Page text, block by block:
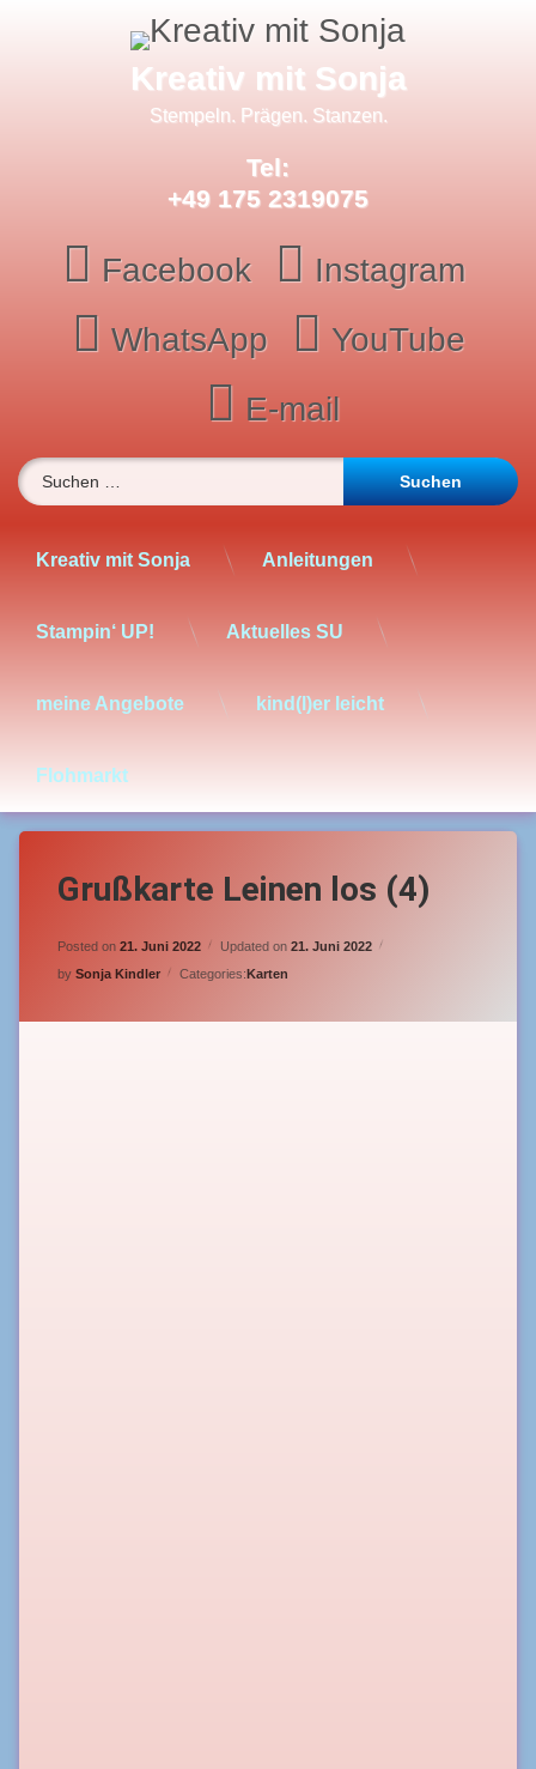
Kreativ mit Sonja
Stempeln. Prägen. Stanzen.
Tel:
+49 175 2319075
Facebook
Instagram
WhatsApp
YouTube
E-mail
Suchen nach:
Kreativ mit Sonja Anleitungen
Stampin‘ UP! Aktuelles SU
meine Angebote kind(l)er leicht
Flohmarkt
Grußkarte Leinen los (4)
Posted on 21. Juni 2022 Updated on 21. Juni 2022
by Sonja Kindler Categories:Karten